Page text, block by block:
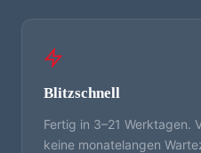
Blitzschnell
Fertig in 3–21 Werktagen.
keine monatelangen